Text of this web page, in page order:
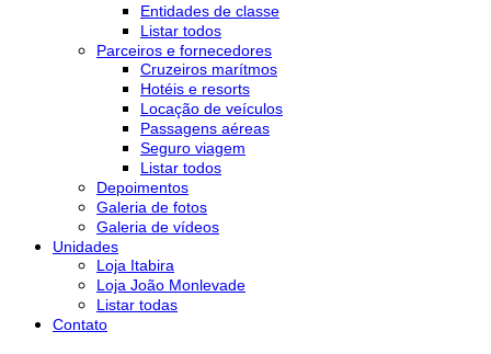
Entidades de classe
Listar todos
Parceiros e fornecedores
Cruzeiros marítmos
Hotéis e resorts
Locação de veículos
Passagens aéreas
Seguro viagem
Listar todos
Depoimentos
Galeria de fotos
Galeria de vídeos
Unidades
Loja Itabira
Loja João Monlevade
Listar todas
Contato